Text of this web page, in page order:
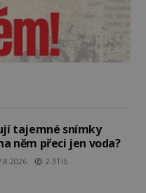
tajemné snímky
něm přeci jen voda?
2.3TIS